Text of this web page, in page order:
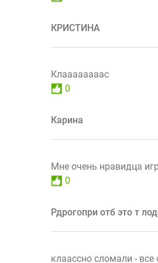
КРИСТИНА
Клаааааааас
0
Карина
Мне очень нравидца
0
Рдрогопри отб это т
клаассно сломали -